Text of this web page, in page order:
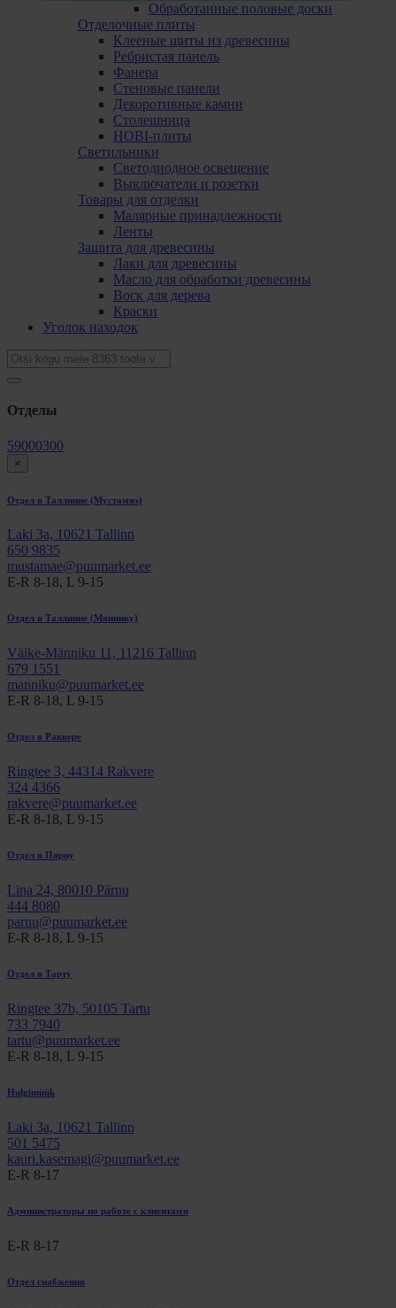
Обработанные половые доски
Отделочные плиты
Клееные щиты из древесины
Pебристая панель
Фанера
Стеновые панели
Декоротивные камни
Cтолешница
HOBI-плиты
Светильники
Cветодиодное освещение
Выключатели и розетки
Товары для отделки
Малярные принадлежности
Ленты
Защита для древесины
Лаки для древесины
Масло для обработки древесины
Bоск для дерева
Краски
Уголок находок
Oтделы
59000300
×
Отдел в Таллинне (Мустамяэ)
Laki 3a, 10621 Tallinn
650 9835
mustamae@puumarket.ee
E-R 8-18, L 9-15
Отдел в Таллинне (Мяннику)
Väike-Männiku 11, 11216 Tallinn
679 1551
manniku@puumarket.ee
E-R 8-18, L 9-15
Отдел в Раквере
Ringtee 3, 44314 Rakvere
324 4366
rakvere@puumarket.ee
E-R 8-18, L 9-15
Отдел в Пярну
Lina 24, 80010 Pärnu
444 8080
parnu@puumarket.ee
E-R 8-18, L 9-15
Oтдел в Тарту
Ringtee 37b, 50105 Tartu
733 7940
tartu@puumarket.ee
E-R 8-18, L 9-15
Hulgimüük
Laki 3a, 10621 Tallinn
501 5475
kauri.kasemagi@puumarket.ee
E-R 8-17
Администраторы по работе с клиентами
E-R 8-17
Отдел снабжения